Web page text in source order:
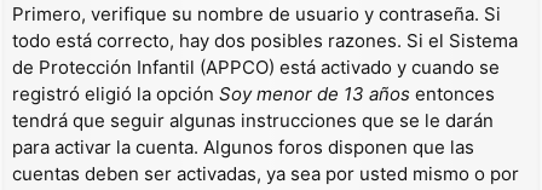
Primero, verifique su nombre de usuario y contraseña. Si
todo está correcto, hay dos posibles razones. Si el Sistema
de Protección Infantil (APPCO) está activado y cuando se
registró eligió la opción Soy menor de 13 años entonces
tendrá que seguir algunas instrucciones que se le darán
para activar la cuenta. Algunos foros disponen que las
cuentas deben ser activadas, ya sea por usted mismo o por